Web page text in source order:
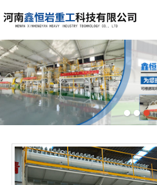
首页 公司介绍 产品展示 锂电池破碎设备生产线